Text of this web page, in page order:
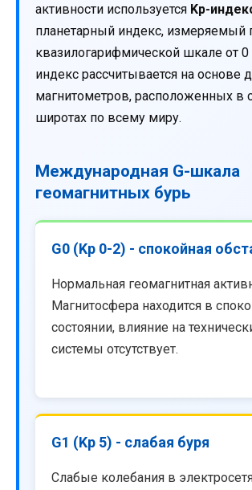
активности используется Kp-
планетарный индекс, измеряемый
квазилогарифмической шкале от 0
индекс рассчитывается на основе
магнитометров, расположенных в
широтах по всему миру.
Международная G-шкала
геомагнитных бурь
G0 (Kp 0-2) - спокойная
Нормальная геомагнитная
Магнитосфера находится в
состоянии, влияние на
системы отсутствует.
G1 (Kp 5) - слабая буря
Слабые колебания в